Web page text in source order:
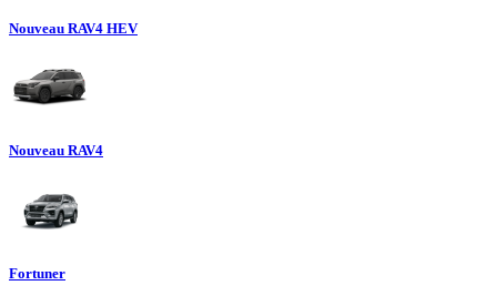
Nouveau RAV4 HEV
Nouveau RAV4
Fortuner